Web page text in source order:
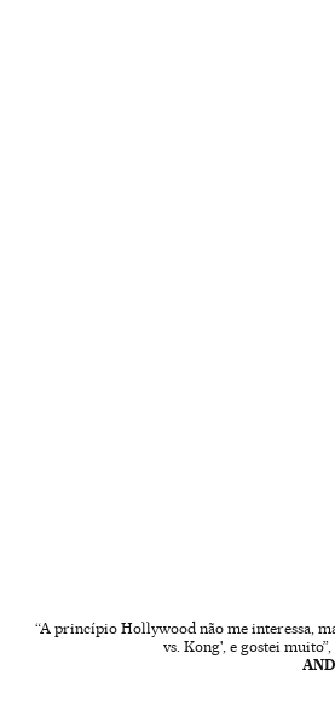
“A princípio Hollywood não me interessa,
vs. Kong', e gostei